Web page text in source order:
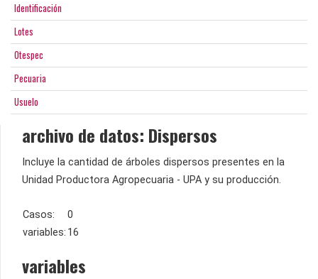
Identificación
Lotes
Otespec
Pecuaria
Usuelo
archivo de datos: Dispersos
Incluye la cantidad de árboles dispersos presentes en la
Unidad Productora Agropecuaria - UPA y su producción.
Casos:
0
variables: 16
variables